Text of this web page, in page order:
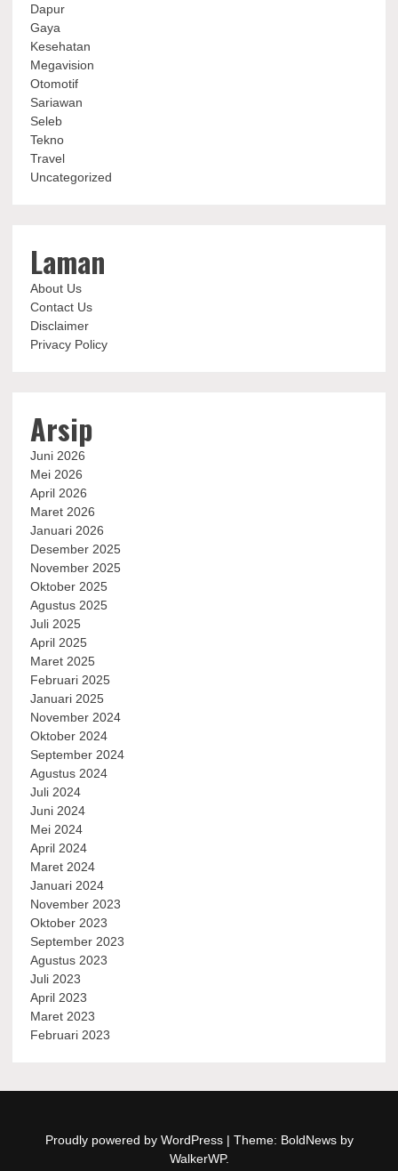
Dapur
Gaya
Kesehatan
Megavision
Otomotif
Sariawan
Seleb
Tekno
Travel
Uncategorized
Laman
About Us
Contact Us
Disclaimer
Privacy Policy
Arsip
Juni 2026
Mei 2026
April 2026
Maret 2026
Januari 2026
Desember 2025
November 2025
Oktober 2025
Agustus 2025
Juli 2025
April 2025
Maret 2025
Februari 2025
Januari 2025
November 2024
Oktober 2024
September 2024
Agustus 2024
Juli 2024
Juni 2024
Mei 2024
April 2024
Maret 2024
Januari 2024
November 2023
Oktober 2023
September 2023
Agustus 2023
Juli 2023
April 2023
Maret 2023
Februari 2023
Proudly powered by WordPress | Theme: BoldNews by
WalkerWP.